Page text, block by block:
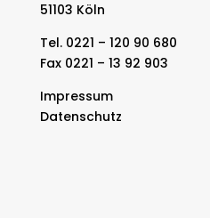
51103 Köln
Tel. 0221 – 120 90 680
Fax 0221 – 13 92 903
Impressum
Datenschutz